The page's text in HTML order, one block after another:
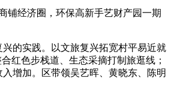
经济圈，环保高新手艺财产园一期
的实践。以文旅复兴拓宽村平易近就
红色步栈道、生态采摘打制旅逛线；
增加。区带领吴艺晖、黄晓东、陈明